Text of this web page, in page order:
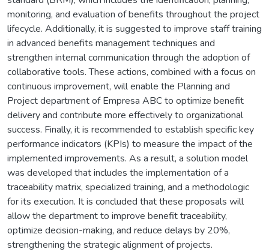
monitoring, and evaluation of benefits throughout the project
lifecycle. Additionally, it is suggested to improve staff training
in advanced benefits management techniques and
strengthen internal communication through the adoption of
collaborative tools. These actions, combined with a focus on
continuous improvement, will enable the Planning and
Project department of Empresa ABC to optimize benefit
delivery and contribute more effectively to organizational
success. Finally, it is recommended to establish specific key
performance indicators (KPIs) to measure the impact of the
implemented improvements. As a result, a solution model
was developed that includes the implementation of a
traceability matrix, specialized training, and a methodologic
for its execution. It is concluded that these proposals will
allow the department to improve benefit traceability,
optimize decision-making, and reduce delays by 20%,
strengthening the strategic alignment of projects.